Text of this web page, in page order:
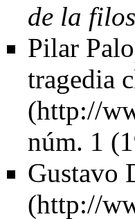
de la
Pilar
tragedia
núm. 1
Gustavo